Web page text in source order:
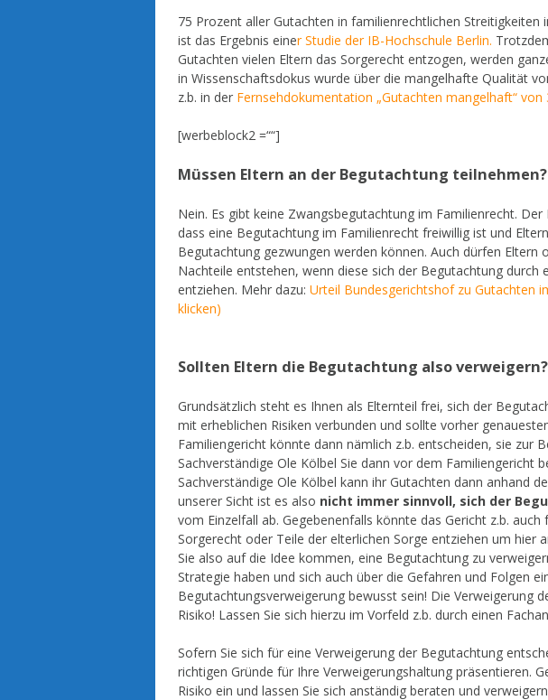
75 Prozent aller Gutachten in familienrechtlichen Streitigkeiten
ist das Ergebnis einer Studie der IB-Hochschule Berlin.
Gutachten vielen Eltern das Sorgerecht entzogen, werden
in Wissenschaftsdokus wurde über die mangelhafte Qualität
z.b. in der Fernsehdokumentation „Gutachten mangelhaft“ von
[werbeblock2 =““]
Müssen Eltern an der Begutachtung teilnehmen?
Nein. Es gibt keine Zwangsbegutachtung im Familienrecht.
dass eine Begutachtung im Familienrecht freiwillig ist und
Begutachtung gezwungen werden können. Auch dürfen Eltern
Nachteile entstehen, wenn diese sich der Begutachtung durch
entziehen. Mehr dazu: Urteil Bundesgerichtshof zu Gutachten
klicken)
Sollten Eltern die Begutachtung also verweigern?
Grundsätzlich steht es Ihnen als Elternteil frei, sich der
mit erheblichen Risiken verbunden und sollte vorher
Familiengericht könnte dann nämlich z.b. entscheiden, sie zur
Sachverständige Ole Kölbel Sie dann vor dem Familiengericht
Sachverständige Ole Kölbel kann ihr Gutachten dann anhand
unserer Sicht ist es also nicht immer sinnvoll, sich der
vom Einzelfall ab. Gegebenenfalls könnte das Gericht z.b.
Sorgerecht oder Teile der elterlichen Sorge entziehen um hier
Sie also auf die Idee kommen, eine Begutachtung zu
Strategie haben und sich auch über die Gefahren und Folgen
Begutachtungsverweigerung bewusst sein! Die Verweigerung
Risiko! Lassen Sie sich hierzu im Vorfeld z.b. durch einen
Sofern Sie sich für eine Verweigerung der Begutachtung
richtigen Gründe für Ihre Verweigerungshaltung präsentieren.
Risiko ein und lassen Sie sich anständig beraten und